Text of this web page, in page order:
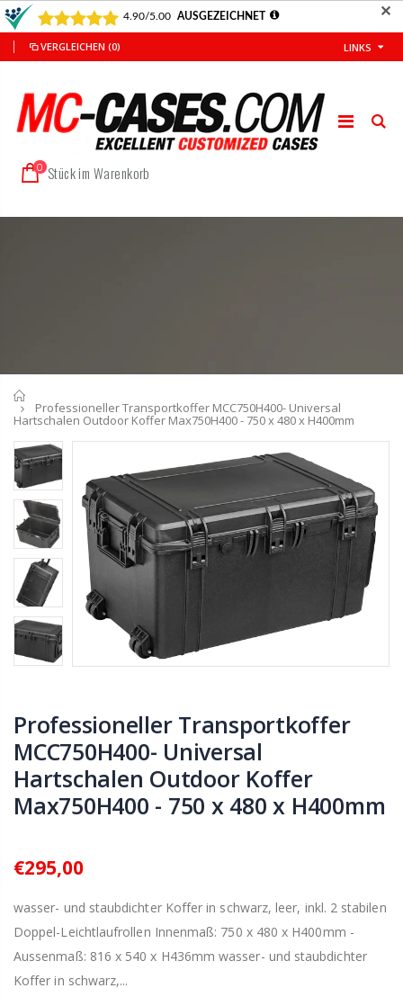
✕
VERGLEICHEN (0) LINKS
0 Stück im Warenkorb
Professioneller Transportkoffer MCC750H400- Universal
Hartschalen Outdoor Koffer Max750H400 - 750 x 480 x H400mm
Professioneller Transportkoffer
MCC750H400- Universal
Hartschalen Outdoor Koffer
Max750H400 - 750 x 480 x H400mm
€295,00
wasser- und staubdichter Koffer in schwarz, leer, inkl. 2 stabilen
Doppel-Leichtlaufrollen Innenmaß: 750 x 480 x H400mm -
Aussenmaß: 816 x 540 x H436mm wasser- und staubdichter
Koffer in schwarz,...